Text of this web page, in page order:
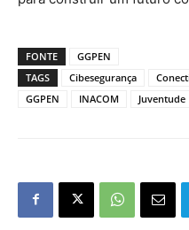
FONTE
GGPEN
TAGS
Cibesegurança
GGPEN
INACOM Juventude